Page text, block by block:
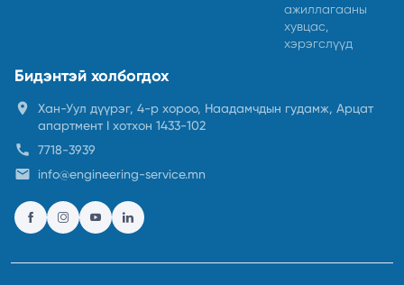
ажиллагааны
хувцас,
хэрэгслүүд
Бидэнтэй холбогдох
location_on
Хан-Уул дүүрэг, 4-р хороо, Наадамчдын гудамж, Арцат
апартмент I хотхон 1433-102
call 7718-3939
email info@engineering-service.mn